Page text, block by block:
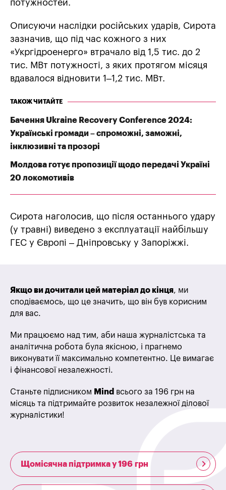
потужностей.
Описуючи наслідки російських ударів, Сирота
зазначив, що під час кожного з них
«Укргідроенерго» втрачало від 1,5 тис. до 2
тис. МВт потужності, з яких протягом місяця
вдавалося відновити 1–1,2 тис. МВт.
ТАКОЖ ЧИТАЙТЕ
Бачення Ukraine Recovery Conference 2024:
Українські громади – спроможні, заможні,
інклюзивні та прозорі
Молдова готує пропозиції щодо передачі Україні
20 локомотивів
Сирота наголосив, що після останнього удару
(у травні) виведено з експлуатації найбільшу
ГЕС у Європі – Дніпровську у Запоріжжі.
Якщо ви дочитали цей матеріал до кінця, ми
сподіваємось, що це значить, що він був корисним
для вас.
Ми працюємо над тим, аби наша журналістська та
аналітична робота була якісною, і прагнемо
виконувати її максимально компетентно. Це вимагає
і фінансової незалежності.
Станьте підписником Mind всього за 196 грн на
місяць та підтримайте розвиток незалежної ділової
журналістики!
Щомісячна підтримка у 196 грн